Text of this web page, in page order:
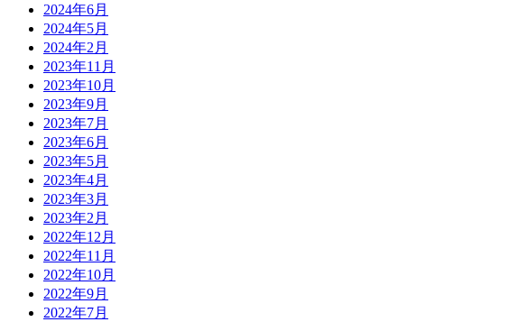
2024年6月
2024年5月
2024年2月
2023年11月
2023年10月
2023年9月
2023年7月
2023年6月
2023年5月
2023年4月
2023年3月
2023年2月
2022年12月
2022年11月
2022年10月
2022年9月
2022年7月